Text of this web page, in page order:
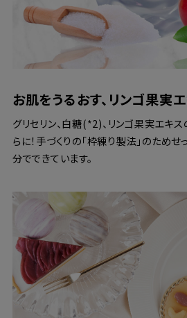
お肌をうるおす、リンゴ果実
グリセリン、白糖(*2)、リンゴ果実エキ
らに！手づくりの「枠練り製法」のため
分でできています。